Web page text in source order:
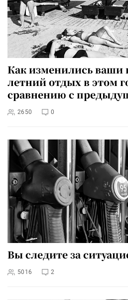
Как изменились ваши
летний отдых в этом
сравнению с
2650 0
Вы следите за
5016 2